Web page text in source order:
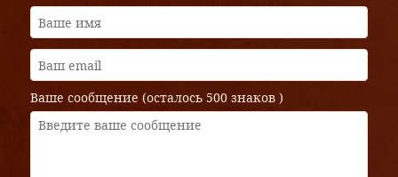
Ваше сообщение (осталось 500 знаков )